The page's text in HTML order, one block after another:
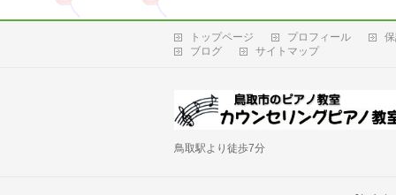
トップページ プロフィール
ブログ
サイトマップ
鳥取駅より徒歩7分